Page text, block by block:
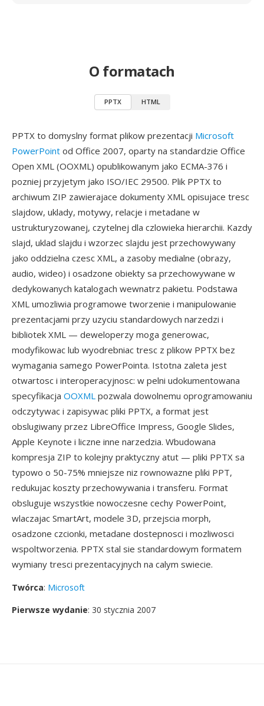
O formatach
PPTX HTML
PPTX to domyslny format plikow prezentacji Microsoft
PowerPoint od Office 2007, oparty na standardzie Office
Open XML (OOXML) opublikowanym jako ECMA-376 i
pozniej przyjetym jako ISO/IEC 29500. Plik PPTX to
archiwum ZIP zawierajace dokumenty XML opisujace tresc
slajdow, uklady, motywy, relacje i metadane w
ustrukturyzowanej, czytelnej dla czlowieka hierarchii. Kazdy
slajd, uklad slajdu i wzorzec slajdu jest przechowywany
jako oddzielna czesc XML, a zasoby medialne (obrazy,
audio, wideo) i osadzone obiekty sa przechowywane w
dedykowanych katalogach wewnatrz pakietu. Podstawa
XML umozliwia programowe tworzenie i manipulowanie
prezentacjami przy uzyciu standardowych narzedzi i
bibliotek XML — deweloperzy moga generowac,
modyfikowac lub wyodrebniac tresc z plikow PPTX bez
wymagania samego PowerPointa. Istotna zaleta jest
otwartosc i interoperacyjnosc: w pelni udokumentowana
specyfikacja OOXML pozwala dowolnemu oprogramowaniu
odczytywac i zapisywac pliki PPTX, a format jest
obslugiwany przez LibreOffice Impress, Google Slides,
Apple Keynote i liczne inne narzedzia. Wbudowana
kompresja ZIP to kolejny praktyczny atut — pliki PPTX sa
typowo o 50-75% mniejsze niz rownowazne pliki PPT,
redukujac koszty przechowywania i transferu. Format
obsluguje wszystkie nowoczesne cechy PowerPoint,
wlaczajac SmartArt, modele 3D, przejscia morph,
osadzone czcionki, metadane dostepnosci i mozliwosci
wspoltworzenia. PPTX stal sie standardowym formatem
wymiany tresci prezentacyjnych na calym swiecie.
Twórca: Microsoft
Pierwsze wydanie: 30 stycznia 2007